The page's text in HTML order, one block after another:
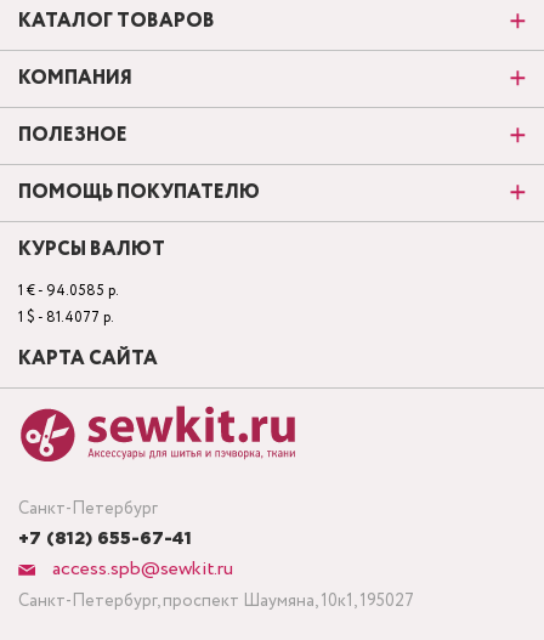
Санкт-Петербург
+7 (812) 655-67-41
access.spb@sewkit.ru
Санкт-Петербург, проспект Шаумяна, 10к1, 195027
КАТАЛОГ ТОВАРОВ
КОМПАНИЯ
ПОЛЕЗНОЕ
ПОМОЩЬ ПОКУПАТЕЛЮ
КУРСЫ ВАЛЮТ
1 € - 94.0585 р.
1 $ - 81.4077 р.
КАРТА САЙТА